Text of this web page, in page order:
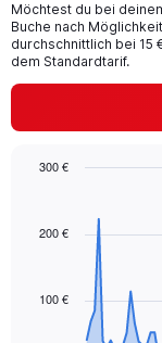
Möchtest du bei
Buche nach
durchschnittlich bei 15
dem Standardtarif.
data
The
100 €
200 €
300 €